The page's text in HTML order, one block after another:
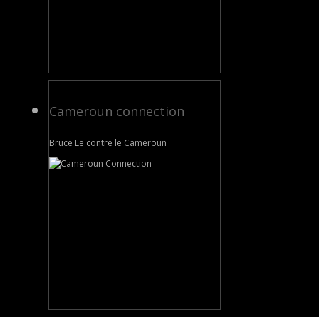
Cameroun connection
Bruce Le contre le Cameroun